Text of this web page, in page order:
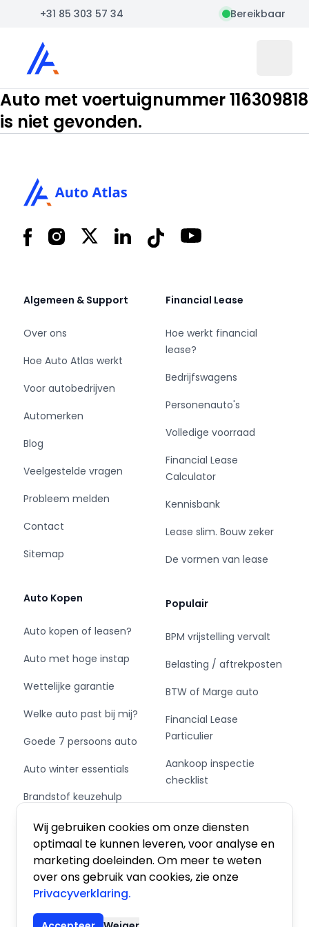
Wij gebruiken cookies om onze diensten
optimaal te kunnen leveren, voor analyse en
marketing doeleinden. Om meer te weten
over ons gebruik van cookies, zie onze
Privacyverklaring.
+31 85 303 57 34 Bereikbaar
Auto Atlas
Auto met voertuignummer 116309818
is niet gevonden.
FacebookInstagram
X LinkedInTiktok YouTube
Algemeen & Support
Over ons
Hoe Auto Atlas werkt
Voor autobedrijven
Automerken
Blog
Veelgestelde vragen
Probleem melden
Contact
Sitemap
Auto Kopen
Auto kopen of leasen?
Auto met hoge instap
Wettelijke garantie
Welke auto past bij mij?
Goede 7 persoons auto
Auto winter essentials
Brandstof keuzehulp
Schakel of automaat?
Financial Lease
Hoe werkt financial
lease?
Bedrijfswagens
Personenauto's
Volledige voorraad
Financial Lease
Calculator
Kennisbank
Lease slim. Bouw zeker
De vormen van lease
Populair
BPM vrijstelling vervalt
Belasting / aftrekposten
BTW of Marge auto
Financial Lease
Particulier
Aankoop inspectie
checklist
Private Leasen,
Financieren of Kopen?